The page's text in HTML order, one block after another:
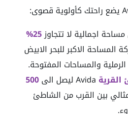
اجمالية لا تتجاوز25%
المساحة الاكبر للبحر الابيض
والمساحات المفتوحة.
500
بين القرب من الشاطئ